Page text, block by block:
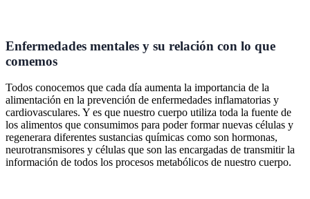
Enfermedades mentales y su relación con lo que
comemos
Todos conocemos que cada día aumenta la importancia de la
alimentación en la prevención de enfermedades inflamatorias y
cardiovasculares. Y es que nuestro cuerpo utiliza toda la fuente de
los alimentos que consumimos para poder formar nuevas células y
regenerara diferentes sustancias químicas como son hormonas,
neurotransmisores y células que son las encargadas de transmitir la
información de todos los procesos metabólicos de nuestro cuerpo.